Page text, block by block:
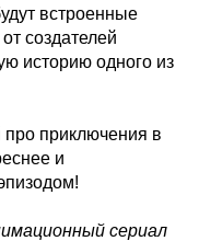
встроенные
создателей
историю одного из
приключения в
и
сериал